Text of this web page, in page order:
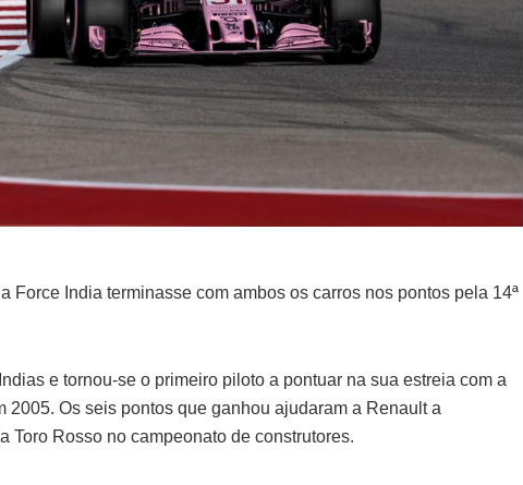
Force India terminasse com ambos os carros nos pontos pela 14ª
e tornou-se o primeiro piloto a pontuar na sua estreia com a
Os seis pontos que ganhou ajudaram a Renault a
Toro Rosso no campeonato de construtores.